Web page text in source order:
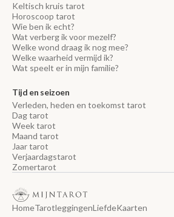
Keltisch kruis tarot
Horoscoop tarot
Wie ben ik echt?
Wat verberg ik voor mezelf?
Welke wond draag ik nog mee?
Welke waarheid vermijd ik?
Wat speelt er in mijn familie?
Tijd en seizoen
Verleden, heden en toekomst tarot
Dag tarot
Week tarot
Maand tarot
Jaar tarot
Verjaardagstarot
Zomertarot
HomeTarotleggingenLiefdeKaarten